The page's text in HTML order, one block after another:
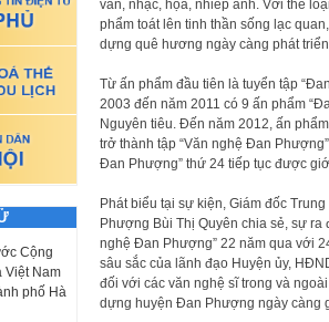
văn, nhạc, họa, nhiếp ảnh. Với thể
phẩm toát lên tinh thần sống lạc
dựng quê hương ngày càng phát
Từ ấn phẩm đầu tiên là tuyển tập
2003 đến năm 2011 có 9 ấn phẩm
Nguyên tiêu. Đến năm 2012, ấn
trở thành tập “Văn nghệ Đan
Đan Phượng” thứ 24 tiếp tục được
Phát biểu tại sự kiện, Giám đốc
Phượng Bùi Thị Quyên chia sẻ, sự ra
nghệ Đan Phượng” 22 năm qua với
sâu sắc của lãnh đạo Huyện ủy,
đối với các văn nghệ sĩ trong và
dựng huyện Đan Phượng ngày càng
Cộng
Việt Nam
phố Hà